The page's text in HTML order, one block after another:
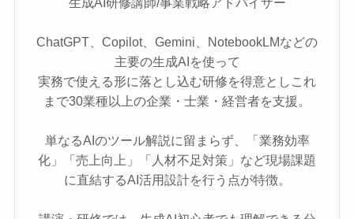
ChatGPT、Copilot、Gemini、NotebookLMなどの
主要の生成AIを使って
実務で使える形に落とし込む研修を得意としこれ
まで30業種以上の企業・士業・経営者を支援。
単なるAIのツール解説に留まらず、「業務効率
化」「売上向上」「人材不足対策」など現場課題
に直結するAI活用設計を行う点が特徴。